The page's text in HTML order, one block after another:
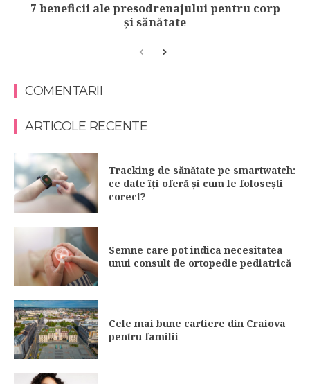
7 beneficii ale presodrenajului pentru corp
și sănătate
COMENTARII
ARTICOLE RECENTE
Tracking de sănătate pe smartwatch:
ce date îți oferă și cum le folosești
corect?
Semne care pot indica necesitatea
unui consult de ortopedie pediatrică
Cele mai bune cartiere din Craiova
pentru familii